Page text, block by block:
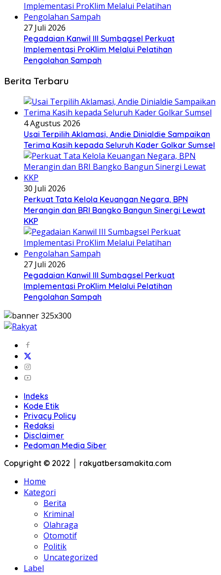
27 Juli 2026
Pegadaian Kanwil III Sumbagsel Perkuat
Implementasi ProKlim Melalui Pelatihan
Pengolahan Sampah
Berita Terbaru
4 Agustus 2026
Usai Terpilih Aklamasi, Andie Dinialdie Sampaikan
Terima Kasih kepada Seluruh Kader Golkar Sumsel
30 Juli 2026
Perkuat Tata Kelola Keuangan Negara, BPN
Merangin dan BRI Bangko Bangun Sinergi Lewat
KKP
27 Juli 2026
Pegadaian Kanwil III Sumbagsel Perkuat
Implementasi ProKlim Melalui Pelatihan
Pengolahan Sampah
Indeks
Kode Etik
Privacy Policy
Redaksi
Disclaimer
Pedoman Media Siber
Copyright © 2022 │ rakyatbersamakita.com
Home
Kategori
Berita
Kriminal
Olahraga
Otomotif
Politik
Uncategorized
Label